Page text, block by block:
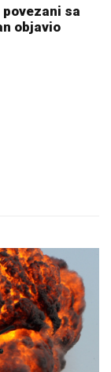
sa
objavio